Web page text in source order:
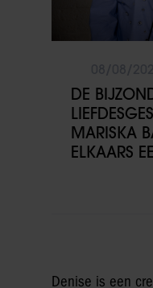
DE
MARISKA
ELKAARS
Denise is een